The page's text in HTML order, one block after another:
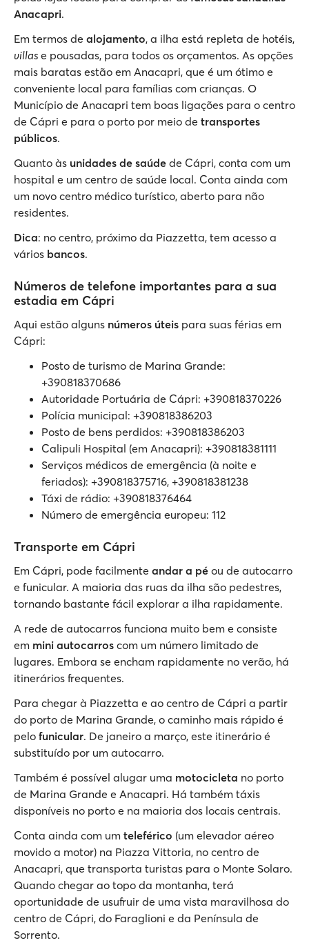
Anacapri.
Em termos de alojamento, a ilha está repleta de hotéis,
villas e pousadas, para todos os orçamentos. As opções
mais baratas estão em Anacapri, que é um ótimo e
conveniente local para famílias com crianças. O
Município de Anacapri tem boas ligações para o centro
de Cápri e para o porto por meio de transportes
públicos.
Quanto às unidades de saúde de Cápri, conta com um
hospital e um centro de saúde local. Conta ainda com
um novo centro médico turístico, aberto para não
residentes.
Dica: no centro, próximo da Piazzetta, tem acesso a
vários bancos.
Números de telefone importantes para a sua
estadia em Cápri
Aqui estão alguns números úteis para suas férias em
Cápri:
Posto de turismo de Marina Grande:
+390818370686
Autoridade Portuária de Cápri: +390818370226
Polícia municipal: +390818386203
Posto de bens perdidos: +390818386203
Calipuli Hospital (em Anacapri): +390818381111
Serviços médicos de emergência (à noite e
feriados): +390818375716, +390818381238
Táxi de rádio: +390818376464
Número de emergência europeu: 112
Transporte em Cápri
Em Cápri, pode facilmente andar a pé ou de autocarro
e funicular. A maioria das ruas da ilha são pedestres,
tornando bastante fácil explorar a ilha rapidamente.
A rede de autocarros funciona muito bem e consiste
em mini autocarros com um número limitado de
lugares. Embora se encham rapidamente no verão, há
itinerários frequentes.
Para chegar à Piazzetta e ao centro de Cápri a partir
do porto de Marina Grande, o caminho mais rápido é
pelo funicular. De janeiro a março, este itinerário é
substituído por um autocarro.
Também é possível alugar uma motocicleta no porto
de Marina Grande e Anacapri. Há também táxis
disponíveis no porto e na maioria dos locais centrais.
Conta ainda com um teleférico (um elevador aéreo
movido a motor) na Piazza Vittoria, no centro de
Anacapri, que transporta turistas para o Monte Solaro.
Quando chegar ao topo da montanha, terá
oportunidade de usufruir de uma vista maravilhosa do
centro de Cápri, do Faraglioni e da Península de
Sorrento.